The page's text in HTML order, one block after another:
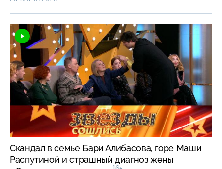
Скандал в семье Бари Алибасова, горе Маши
Распутиной и страшный диагноз жены